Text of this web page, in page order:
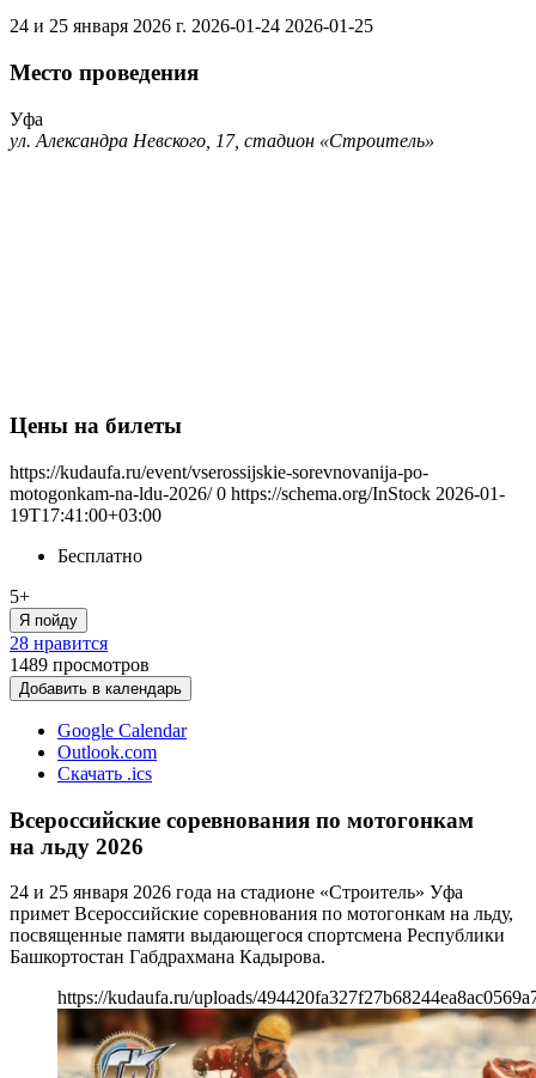
24 и 25 января 2026 г. 2026-01-24 2026-01-25
Место проведения
Уфа
ул. Александра Невского, 17, стадион «Строитель»
Цены на билеты
https://kudaufa.ru/event/vserossijskie-sorevnovanija-po-
motogonkam-na-ldu-2026/ 0 https://schema.org/InStock 2026-01-
19T17:41:00+03:00
Бесплатно
5+
Я пойду
28 нравится
1489 просмотров
Добавить в календарь
Google Calendar
Outlook.com
Скачать .ics
Всероссийские соревнования по мотогонкам
на льду 2026
24 и 25 января 2026 года на стадионе «Строитель» Уфа
примет Всероссийские соревнования по мотогонкам на льду,
посвященные памяти выдающегося спортсмена Республики
Башкортостан Габдрахмана Кадырова.
https://kudaufa.ru/uploads/